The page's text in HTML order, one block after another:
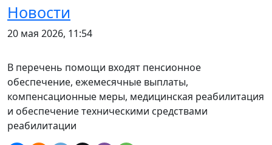
Новости
20 мая 2026, 11:54
В перечень помощи входят пенсионное
обеспечение, ежемесячные выплаты,
компенсационные меры, медицинская реабилитация
и обеспечение техническими средствами
реабилитации